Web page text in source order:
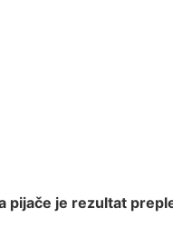
pijače je rezultat